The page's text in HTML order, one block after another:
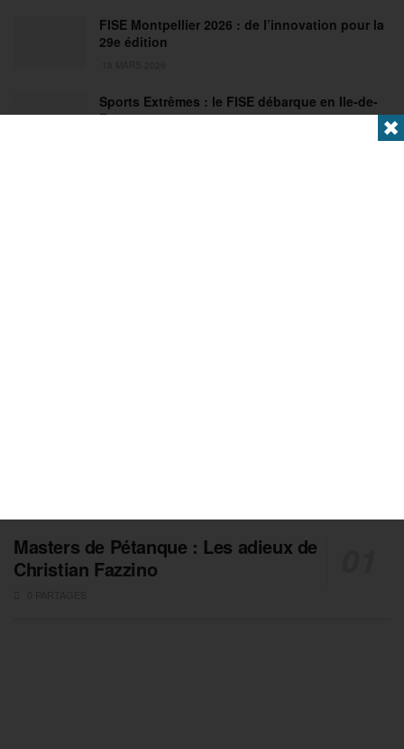
FISE Montpellier 2026 : de l’innovation pour la
29e édition
Sports Extrêmes : le FISE débarque en Ile-de-
France !
Masters de Pétanque : Les adieux de
Christian Fazzino
✖